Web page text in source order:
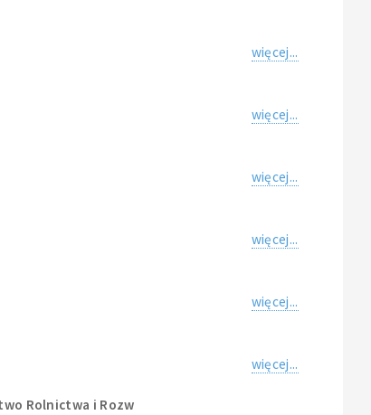
więcej...
więcej...
więcej...
więcej...
więcej...
więcej...
Rolnictwa i Rozw